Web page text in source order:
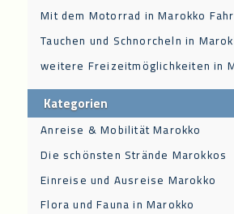
Mit dem Motorrad in Marokko
Tauchen und Schnorcheln in
weitere Freizeitmöglichkeiten in
Kategorien
Anreise & Mobilität Marokko
Die schönsten Strände Marokkos
Einreise und Ausreise Marokko
Flora und Fauna in Marokko